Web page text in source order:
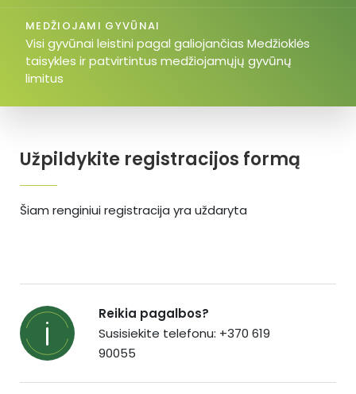
Užpildykite registracijos formą
Šiam renginiui registracija yra uždaryta
MEDŽIOJAMI GYVŪNAI
Visi gyvūnai leistini pagal galiojančias Medžioklės
taisykles ir patvirtintus medžiojamųjų gyvūnų
limitus
Reikia pagalbos?
Susisiekite telefonu: +370 619
90055